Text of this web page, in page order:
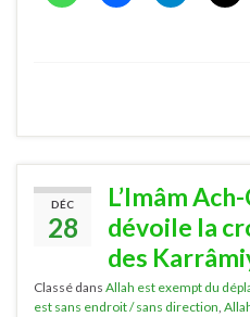
DÉC
28
L’Imâm
dévoile la
des
Classé dans Allah est exempt du
est sans endroit / sans direction,